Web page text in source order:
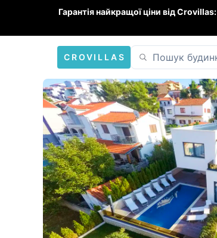
Гарантія найкращої ціни від Crovillas:
CROVILLAS